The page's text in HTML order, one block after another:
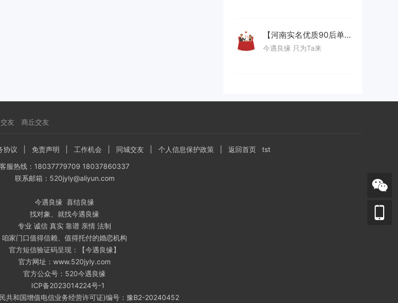
【河南实名优质90后单身群】
今遇良缘 只为Ta来
友 商丘交友
协议 免责声明 工作机会 同城交友 个人信息保护政策 返回首页
tst
客服热线：18037779709 18037860337
联系邮箱：520jyly@aliyun.com
今遇良缘 喜结良缘
找对象、就找今遇良缘
专业 诚信 真实 靠谱 亲情 法制
咱家门口值得信赖、值得托付的婚恋机构
官方短信验证码呈现：【今遇良缘】
官方网址：www.520jyly.com
官方公众号：520今遇良缘
ICP备2023014224号-1
共和国增值电信业务经营许可证)编号：豫B2-20240452